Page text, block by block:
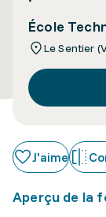
École
Le Sentier
J'aime
Aperçu de la